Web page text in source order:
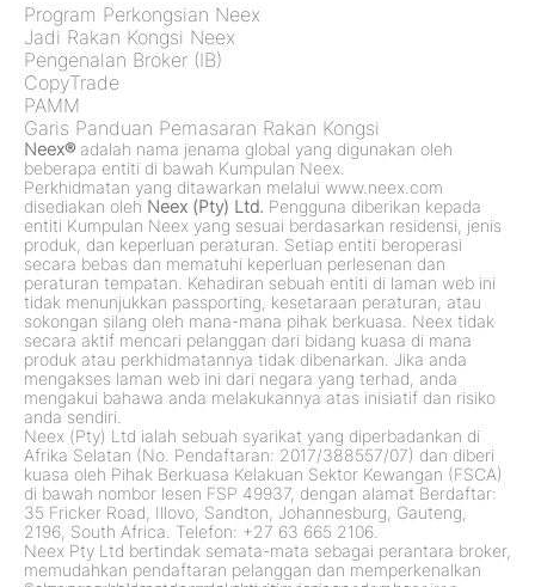
Program Perkongsian Neex
Jadi Rakan Kongsi Neex
Pengenalan Broker (IB)
CopyTrade
PAMM
Garis Panduan Pemasaran Rakan Kongsi
Neex®adalah nama jenama global yang digunakan oleh
beberapa entiti di bawah Kumpulan Neex.
Perkhidmatan yang ditawarkan melalui www.neex.com
disediakan oleh Neex (Pty) Ltd. Pengguna diberikan kepada
entiti Kumpulan Neex yang sesuai berdasarkan residensi, jenis
produk, dan keperluan peraturan. Setiap entiti beroperasi
secara bebas dan mematuhi keperluan perlesenan dan
peraturan tempatan. Kehadiran sebuah entiti di laman web ini
tidak menunjukkan passporting, kesetaraan peraturan, atau
sokongan silang oleh mana-mana pihak berkuasa. Neex tidak
secara aktif mencari pelanggan dari bidang kuasa di mana
produk atau perkhidmatannya tidak dibenarkan. Jika anda
mengakses laman web ini dari negara yang terhad, anda
mengakui bahawa anda melakukannya atas inisiatif dan risiko
anda sendiri.
Neex (Pty) Ltd ialah sebuah syarikat yang diperbadankan di
Afrika Selatan (No. Pendaftaran: 2017/388557/07) dan diberi
kuasa oleh Pihak Berkuasa Kelakuan Sektor Kewangan (FSCA)
di bawah nombor lesen FSP 49937, dengan alamat Berdaftar:
35 Fricker Road, Illovo, Sandton, Johannesburg, Gauteng,
2196, South Africa. Telefon: +27 63 665 2106.
Neex Pty Ltd bertindak semata-mata sebagai perantara broker,
memudahkan pendaftaran pelanggan dan memperkenalkan